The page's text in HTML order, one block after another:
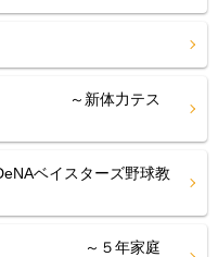
！ ～新体力テス
ベイスターズ野球教
？ ～５年家庭